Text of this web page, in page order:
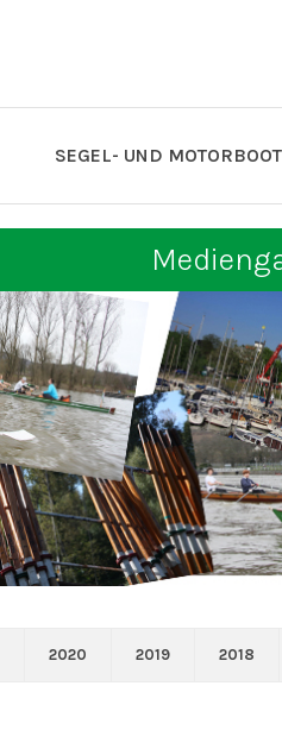
SEGEL- UND MOTORBOOT
2020 2019 2018